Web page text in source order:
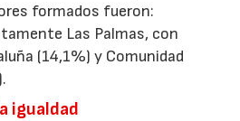
formados fueron:
Las Palmas, con
(14,1%) y Comunidad
igualdad